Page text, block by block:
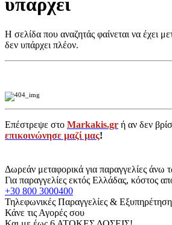
υπάρχει
Η σελίδα που αναζητάς φαίνεται να έχει
δεν υπάρχει πλέον.
Επέστρεψε στο Markakis.gr ή αν δεν
επικοινώνησε μαζί μας!
Δωρεάν μεταφορικά για παραγγελίες άνω
Για παραγγελίες εκτός Ελλάδας, κόστος
+30 800 3000400
Τηλεφωνικές Παραγγελίες &
Κάνε τις Αγορές σου